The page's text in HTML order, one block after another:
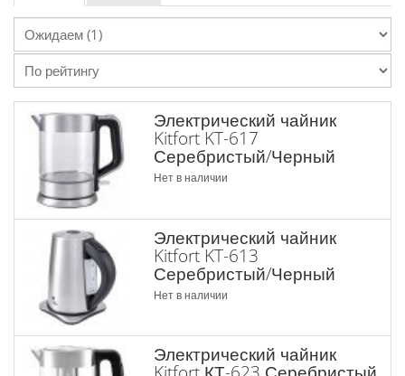
Электрический чайник
Kitfort KT-617
Серебристый/Черный
Нет в наличии
Электрический чайник
Kitfort KT-613
Серебристый/Черный
Нет в наличии
Электрический чайник